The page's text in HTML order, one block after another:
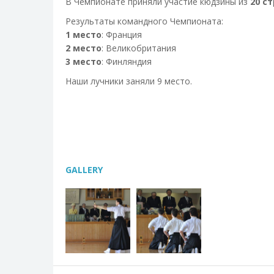
Результаты командного Чемпионата:
1 место: Франция
2 место: Великобритания
3 место: Финляндия
Наши лучники заняли 9 место.
GALLERY